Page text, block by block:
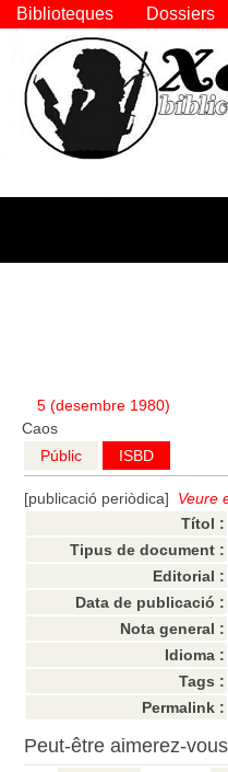
5 (desembre 1980)
Caos
Públic
ISBD
[publicació periòdica] Veure
Títol :
Tipus de document :
Editorial :
Data de publicació :
Nota general :
Idioma :
Tags :
Permalink :
Peut-être aimerez-vous
Biblioteques Dossiers